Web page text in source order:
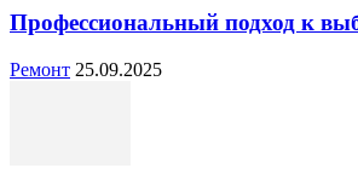
Профессиональный подход к
Ремонт 25.09.2025